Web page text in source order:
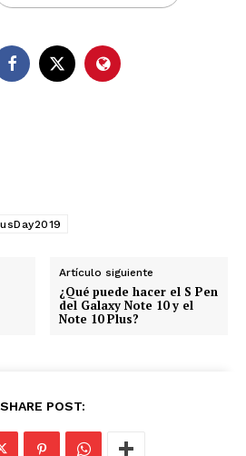
Artículo siguiente
¿Qué puede hacer el S Pen
del Galaxy Note 10 y el
Note 10 Plus?
SHARE POST: